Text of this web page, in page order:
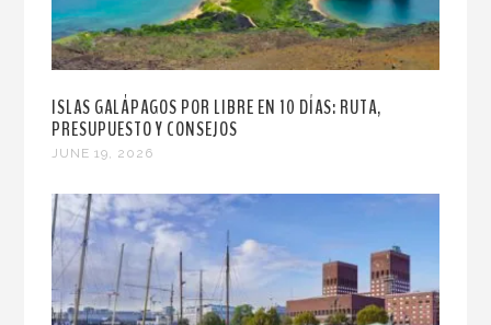
ISLAS GALÁPAGOS POR LIBRE EN 10 DÍAS: RUTA,
PRESUPUESTO Y CONSEJOS
JUNE 19, 2026